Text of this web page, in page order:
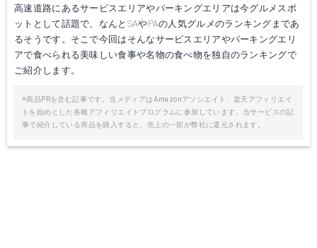
高速道路にあるサービスエリアやパーキングエリアは今グルメスポ
ットとして話題で、なんとSAやPAの人気グルメのランキングまであ
るそうです。そこで今回はそんなサービスエリアやパーキングエリ
アで食べられる美味しい食事や名物の食べ物を独自のランキングで
ご紹介します。
※商品PRを含む記事です。当メディアはAmazonアソシエイト、楽天アフィリエイ
トを始めとした各種アフィリエイトプログラムに参加しています。当サービスの記
事で紹介している商品を購入すると、売上の一部が弊社に還元されます。